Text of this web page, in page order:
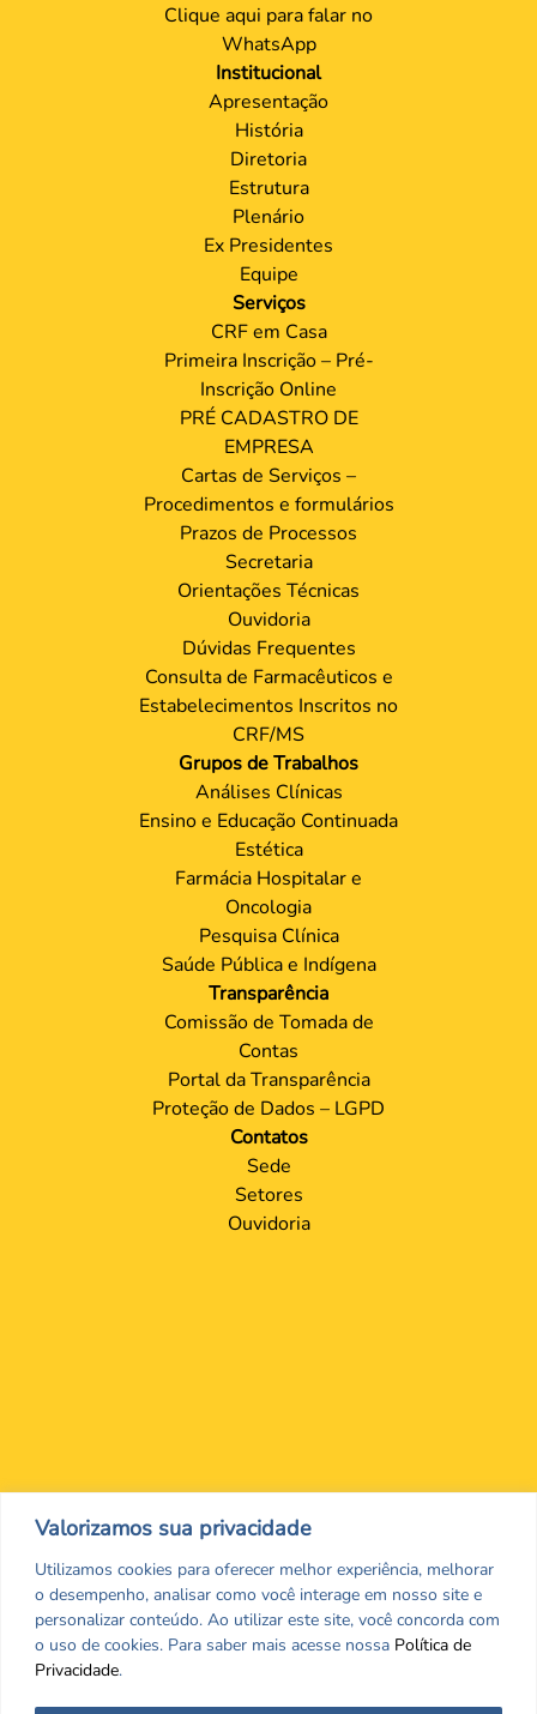
Valorizamos sua privacidade
Utilizamos cookies para oferecer melhor experiência, melhorar
o desempenho, analisar como você interage em nosso site e
personalizar conteúdo. Ao utilizar este site, você concorda com
o uso de cookies. Para saber mais acesse nossa Política de
Privacidade.
Clique aqui para falar no
WhatsApp
Institucional
Apresentação
História
Diretoria
Estrutura
Plenário
Ex Presidentes
Equipe
Serviços
CRF em Casa
Primeira Inscrição – Pré-
Inscrição Online
PRÉ CADASTRO DE
EMPRESA
Cartas de Serviços –
Procedimentos e formulários
Prazos de Processos
Secretaria
Orientações Técnicas
Ouvidoria
Dúvidas Frequentes
Consulta de Farmacêuticos e
Estabelecimentos Inscritos no
CRF/MS
Grupos de Trabalhos
Análises Clínicas
Ensino e Educação Continuada
Estética
Farmácia Hospitalar e
Oncologia
Pesquisa Clínica
Saúde Pública e Indígena
Transparência
Comissão de Tomada de
Contas
Portal da Transparência
Proteção de Dados – LGPD
Contatos
Sede
Setores
Ouvidoria
Nos encontre nas redes Sociais